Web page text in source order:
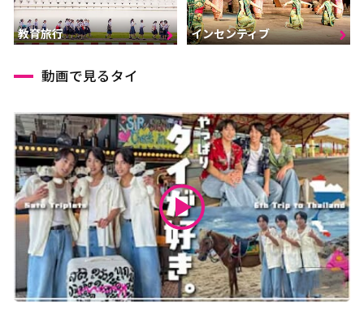
教育旅行 インセンティブ
動画で見るタイ